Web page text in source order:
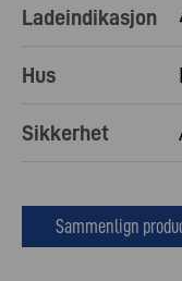
Ladeindikasjon
Hus
Sikkerhet
Sammenlign